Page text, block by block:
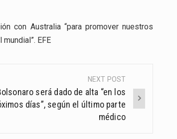
con Australia “para promover nuestros
EFE
NEXT POST
será dado de alta “en los
días”, según el último parte
médico